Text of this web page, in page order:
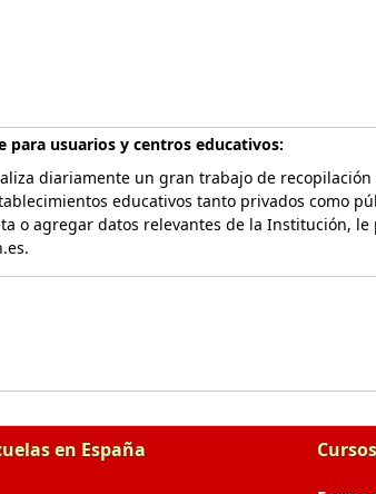
usuarios y centros educativos:
diariamente un gran trabajo de
educativos tanto privados como
o agregar datos relevantes de la Institución,
en España